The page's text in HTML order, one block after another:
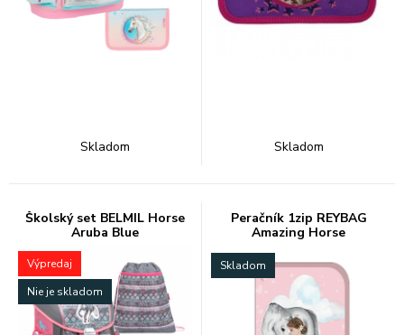
Skladom Skladom
Školský set BELMIL Horse
Aruba Blue
Výpredaj
Nie je skladom
Peračník 1zip REYBAG
Amazing Horse
Skladom